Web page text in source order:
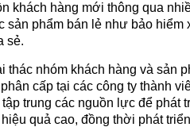
khách hàng mới thông qua
sản phẩm bán lẻ như bảo hiểm
sẻ.
nhóm khách hàng và sản
cấp tại các công ty thành
trung các nguồn lực để phát
quả cao, đồng thời phát